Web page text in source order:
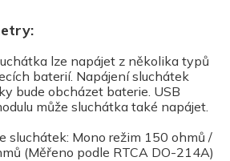
lze napájet z několika typů
baterií. Napájení sluchátek
bude obcházet baterie. USB
může sluchátka také napájet.
sluchátek: Mono režim 150 ohmů /
(Měřeno podle RTCA DO-214A)